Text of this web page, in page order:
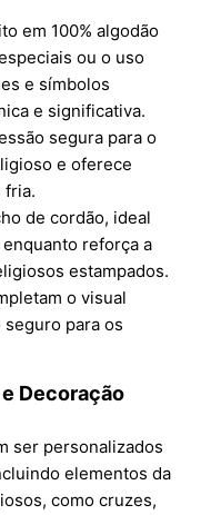
em 100% algodão
ou o uso
e símbolos
e significativa.
segura para o
e oferece
fria.
de cordão, ideal
reforça a
estampados.
o visual
para os
Decoração
ser personalizados
elementos da
como cruzes,